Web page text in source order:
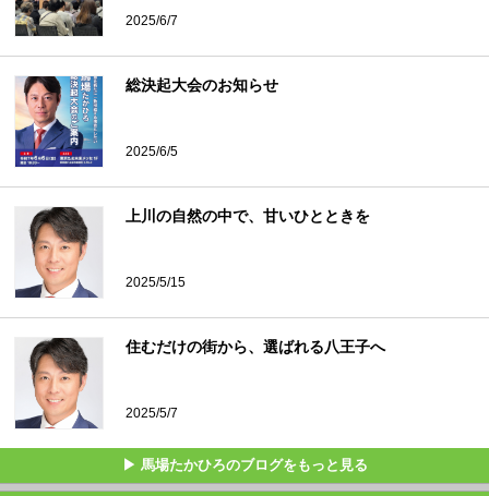
2025/6/7
総決起大会のお知らせ
2025/6/5
上川の自然の中で、甘いひとときを
2025/5/15
住むだけの街から、選ばれる八王子へ
2025/5/7
▶ 馬場たかひろのブログをもっと見る